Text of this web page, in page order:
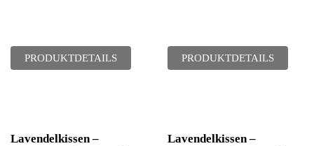
PRODUKTDETAILS PRODUKTDETAILS
Lavendelkissen –
Lavendelkissen –